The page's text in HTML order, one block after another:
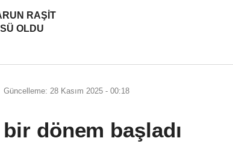
RAŞİT
OLDU
Güncelleme: 28 Kasım 2025 - 00:18
dönem başladı